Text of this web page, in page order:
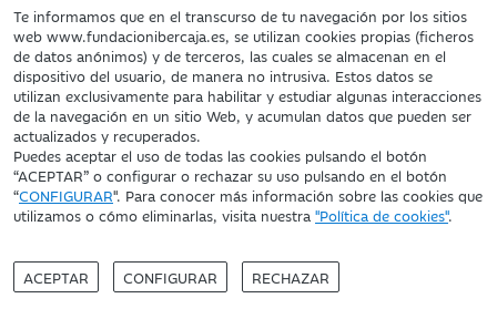
Te informamos que en el transcurso de tu navegación por los sitios
web www.fundacionibercaja.es, se utilizan cookies propias (ficheros
de datos anónimos) y de terceros, las cuales se almacenan en el
dispositivo del usuario, de manera no intrusiva. Estos datos se
utilizan exclusivamente para habilitar y estudiar algunas interacciones
de la navegación en un sitio Web, y acumulan datos que pueden ser
actualizados y recuperados.
Puedes aceptar el uso de todas las cookies pulsando el botón
“ACEPTAR” o configurar o rechazar su uso pulsando en el botón
“CONFIGURAR". Para conocer más información sobre las cookies que
utilizamos o cómo eliminarlas, visita nuestra "Política de cookies".
ACEPTAR CONFIGURAR RECHAZAR
IBERCAJA BANCO
Fundación Bancaria Ibercaja. C.I.F. G-50000652.
Inscrita en el Registro de Fundaciones del Mº de Educación,
Cultura y Deporte con el nº 1689.
Domicilio social: Joaquín Costa, 13. 50001 Zaragoza.